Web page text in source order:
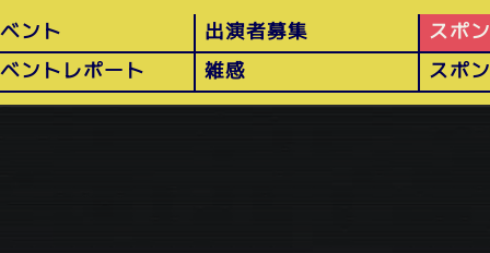
ント 出演者募集
スポ
ントレポート
雑感 スポ